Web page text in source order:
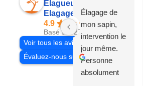
Elagueur 77
Elagage Villiers
4.9
Basé sur 27 avis
Voir tous les avis
Évaluez-nous sur
Élagage de
mon sapin,
intervention le
jour même.
Personne
absolument